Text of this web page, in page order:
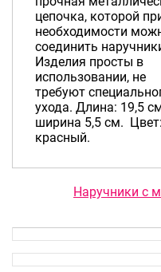
цепочка, которой
необходимости
соединить
Изделия просты в
использовании, не
требуют
ухода. Длина: 19,5
ширина 5,5 см. Цвет:
красный.
Наручники с